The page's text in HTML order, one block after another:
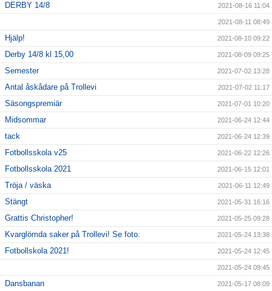
DERBY 14/8 2021-08-16 11:04
2021-08-11 08:49
Hjälp! 2021-08-10 09:22
Derby 14/8 kl 15,00 2021-08-09 09:25
Semester 2021-07-02 13:28
Antal åskådare på Trollevi 2021-07-02 11:17
Säsongspremiär 2021-07-01 10:20
Midsommar 2021-06-24 12:44
tack 2021-06-24 12:39
Fotbollsskola v25 2021-06-22 12:26
Fotbollsskola 2021 2021-06-15 12:01
Tröja / väska 2021-06-11 12:49
Stängt 2021-05-31 16:16
Grattis Christopher! 2021-05-25 09:28
Kvarglömda saker på Trollevi! Se foto. 2021-05-24 13:38
Fotbollskola 2021! 2021-05-24 12:45
2021-05-24 09:45
Dansbanan 2021-05-17 08:09